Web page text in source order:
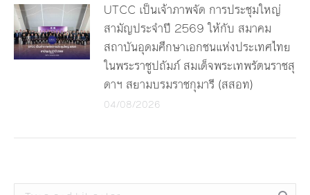
UTCC เป็นเจ้าภาพจัด การประชุมใหญ่
สามัญประจำปี 2569 ให้กับ สมาคม
สถาบันอุดมศึกษาเอกชนแห่งประเทศไทย
ในพระราชูปถัมภ์ สมเด็จพระเทพรัตนราชสุ
ดาฯ สยามบรมราชกุมารี (สสอท)
04/08/2026
Search: